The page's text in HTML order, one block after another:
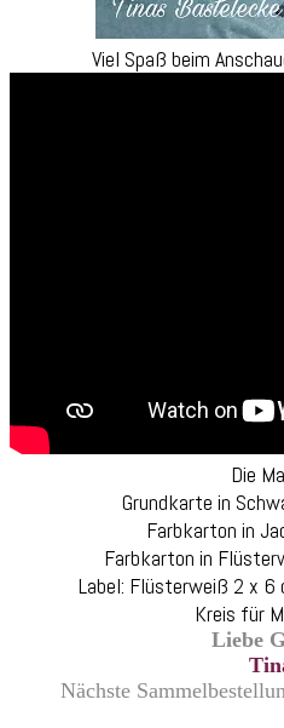
Viel Spaß beim
Die
Grundkarte in
Farbkarton in
Farbkarton in
Label: Flüsterweiß 2 x 6
Kreis für
Liebe
Nächste